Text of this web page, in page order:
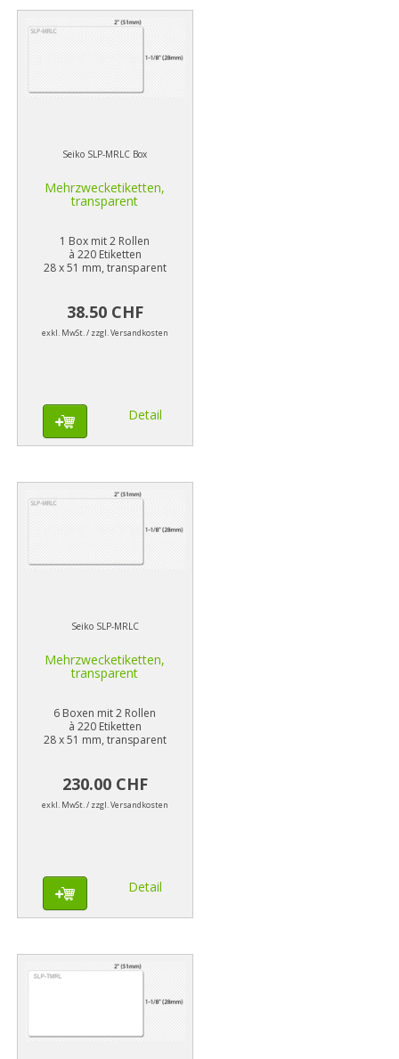
Seiko SLP-MRLC Box
Mehrzwecketiketten,
transparent
1 Box mit 2 Rollen
à 220 Etiketten
28 x 51 mm, transparent
38.50 CHF
exkl. MwSt. / zzgl. Versandkosten
Detail
Seiko SLP-MRLC
Mehrzwecketiketten,
transparent
6 Boxen mit 2 Rollen
à 220 Etiketten
28 x 51 mm, transparent
230.00 CHF
exkl. MwSt. / zzgl. Versandkosten
Detail